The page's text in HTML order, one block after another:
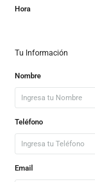
Hora
Tu Información
Nombre
Teléfono
Email